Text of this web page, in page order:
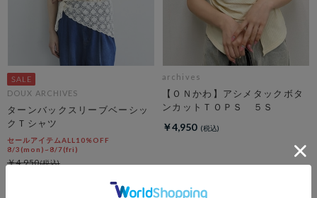
DOUX ARCHIVES
ターンバックスリーブベーシッ
クＴシャツ
セールアイテムALL10%OFF
8/3(mon)~8/7(fri)
￥4,950
archives
【ＯＮかわ】アシメタックボタ
ンカットＴＯＰＳ ５Ｓ
￥4,950